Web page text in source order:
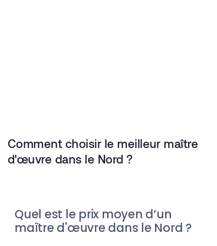
Comment choisir le meilleur maître
d'œuvre dans le Nord ?
Quel est le prix moyen d’un
maître d'œuvre dans le Nord ?